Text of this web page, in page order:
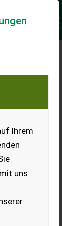
Ihrem
uns
–